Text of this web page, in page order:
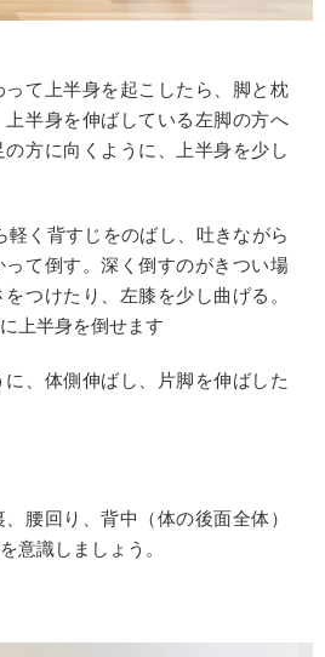
って上半身を起こしたら、脚と枕
半身を伸ばしている左脚の方へ
方に向くように、上半身を少し
く背すじをのばし、吐きながら
て倒す。深く倒すのがきつい場
つけたり、左膝を少し曲げる。
上半身を倒せます
、体側伸ばし、片脚を伸ばした
腰回り、背中（体の後面全体）
意識しましょう。